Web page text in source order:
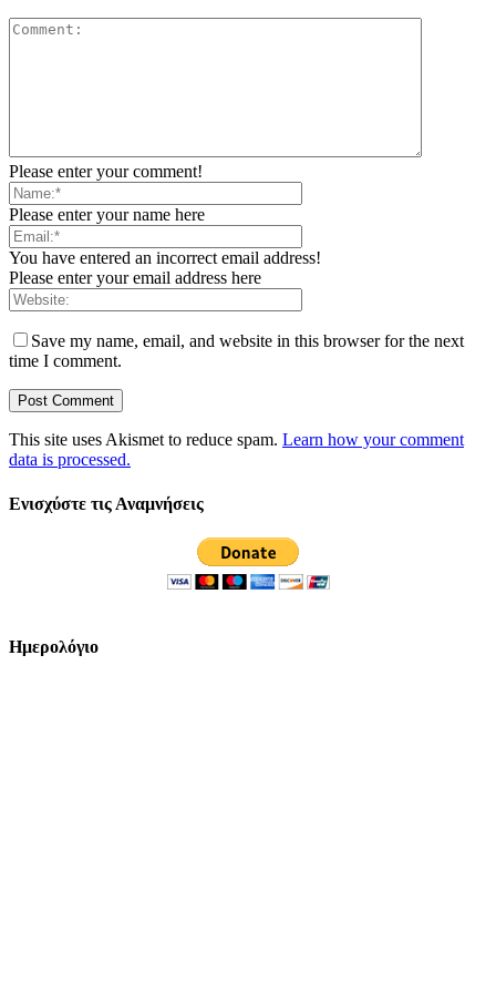
Please enter your comment!
Please enter your name here
You have entered an incorrect email address!
Please enter your email address here
Save my name, email, and website in this browser for the next
time I comment.
This site uses Akismet to reduce spam. Learn how your comment
data is processed.
Ενισχύστε τις Αναμνήσεις
Ημερολόγιο